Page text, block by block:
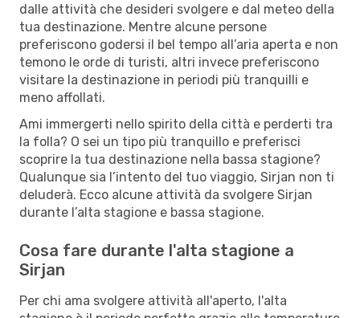
dalle attività che desideri svolgere e dal meteo della
tua destinazione. Mentre alcune persone
preferiscono godersi il bel tempo all’aria aperta e non
temono le orde di turisti, altri invece preferiscono
visitare la destinazione in periodi più tranquilli e
meno affollati.
Ami immergerti nello spirito della città e perderti tra
la folla? O sei un tipo più tranquillo e preferisci
scoprire la tua destinazione nella bassa stagione?
Qualunque sia l’intento del tuo viaggio, Sirjan non ti
deluderà. Ecco alcune attività da svolgere Sirjan
durante l’alta stagione e bassa stagione.
Cosa fare durante l'alta stagione a
Sirjan
Per chi ama svolgere attività all'aperto, l'alta